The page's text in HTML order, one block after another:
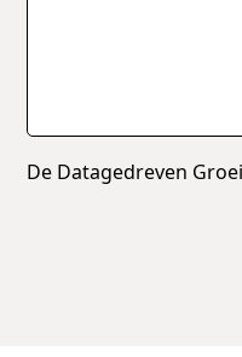
De Datagedreven